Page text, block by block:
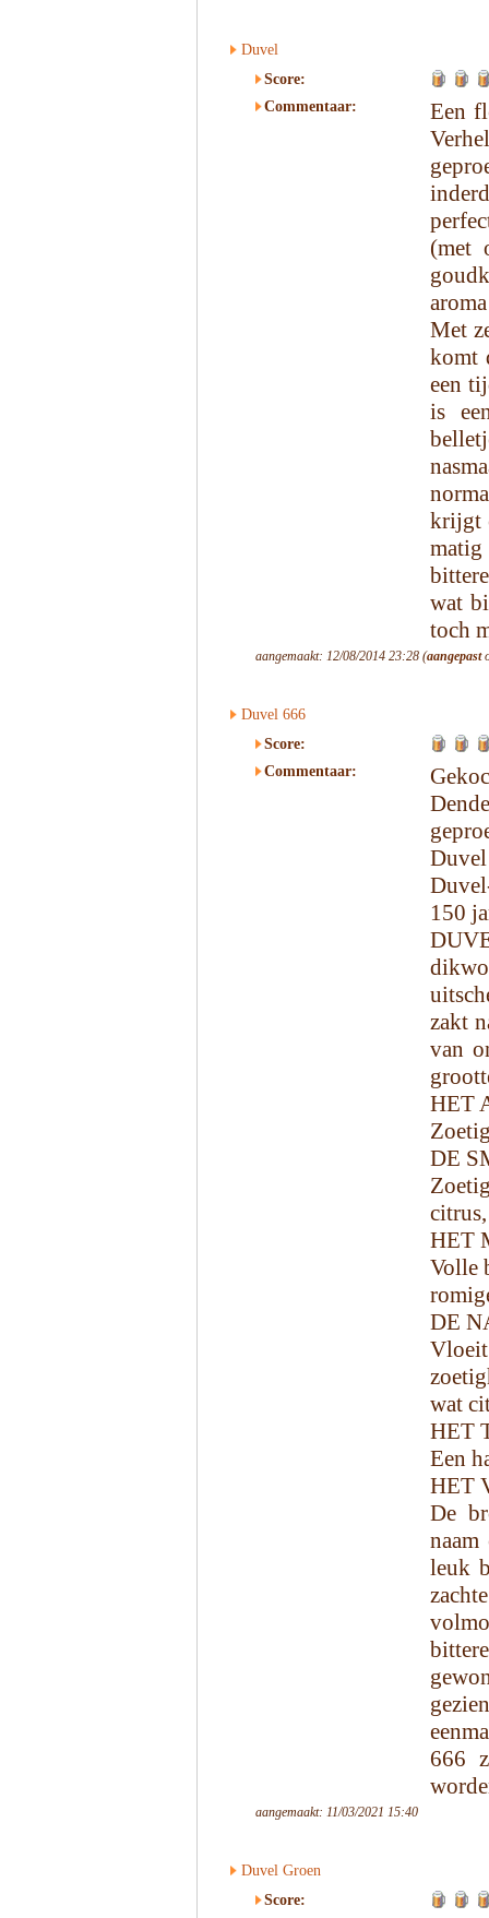
Duvel
Score:
Commentaar:
Een
(met
Met
komt
een
is
krijgt
wat
toch
aangemaakt: 12/08/2014 23:28 (aangepast
Duvel 666
Score:
Commentaar:
150
zakt
van
HET
DE
HET
Volle
DE
wat
HET
Een
HET
De
naam
leuk
666
aangemaakt: 11/03/2021 15:40
Duvel Groen
Score: